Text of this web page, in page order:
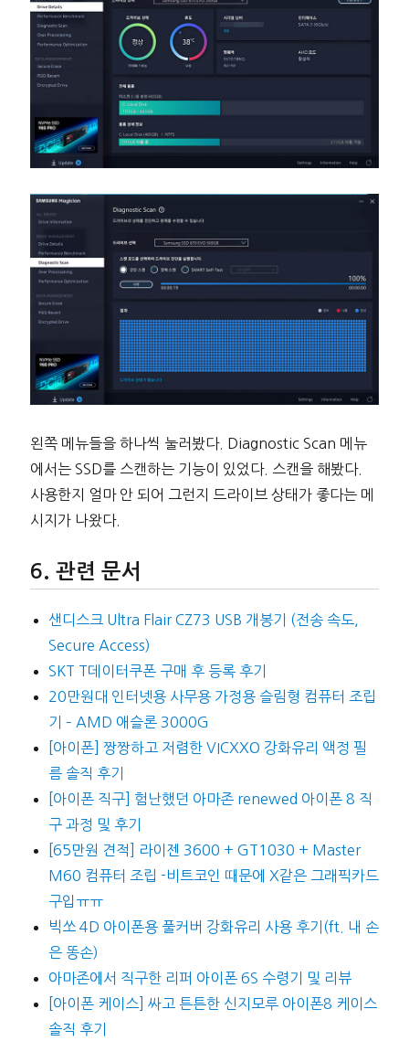
왼쪽 메뉴들을 하나씩 눌러봤다. Diagnostic Scan 메뉴
에서는 SSD를 스캔하는 기능이 있었다. 스캔을 해봤다.
사용한지 얼마 안 되어 그런지 드라이브 상태가 좋다는 메
시지가 나왔다.
관련 문서
샌디스크 Ultra Flair CZ73 USB 개봉기 (전송 속도,
Secure Access)
SKT T데이터쿠폰 구매 후 등록 후기
20만원대 인터넷용 사무용 가정용 슬림형 컴퓨터 조립
기 – AMD 애슬론 3000G
[아이폰] 짱짱하고 저렴한 VICXXO 강화유리 액정 필
름 솔직 후기
[아이폰 직구] 험난했던 아마존 renewed 아이폰 8 직
구 과정 및 후기
[65만원 견적] 라이젠 3600 + GT1030 + Master
M60 컴퓨터 조립 -비트코인 때문에 X같은 그래픽카드
구입ㅠㅠ
빅쏘 4D 아이폰용 풀커버 강화유리 사용 후기(ft. 내 손
은 똥손)
아마존에서 직구한 리퍼 아이폰 6S 수령기 및 리뷰
[아이폰 케이스] 싸고 튼튼한 신지모루 아이폰8 케이스
솔직 후기